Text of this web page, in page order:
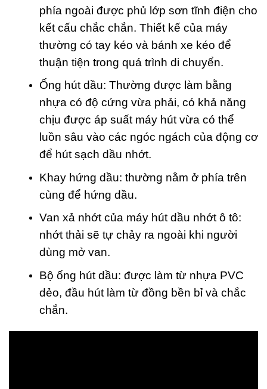
phía ngoài được phủ lớp sơn tĩnh điện cho
kết cấu chắc chắn. Thiết kế của máy
thường có tay kéo và bánh xe kéo để
thuận tiện trong quá trình di chuyển.
Ống hút dầu: Thường được làm bằng
nhựa có độ cứng vừa phải, có khả năng
chịu được áp suất máy hút vừa có thể
luồn sâu vào các ngóc ngách của động cơ
để hút sạch dầu nhớt.
Khay hứng dầu: thường nằm ở phía trên
cùng để hứng dầu.
Van xả nhớt của máy hút dầu nhớt ô tô:
nhớt thải sẽ tự chảy ra ngoài khi người
dùng mở van.
Bộ ống hút dầu: được làm từ nhựa PVC
dẻo, đầu hút làm từ đồng bền bỉ và chắc
chắn.